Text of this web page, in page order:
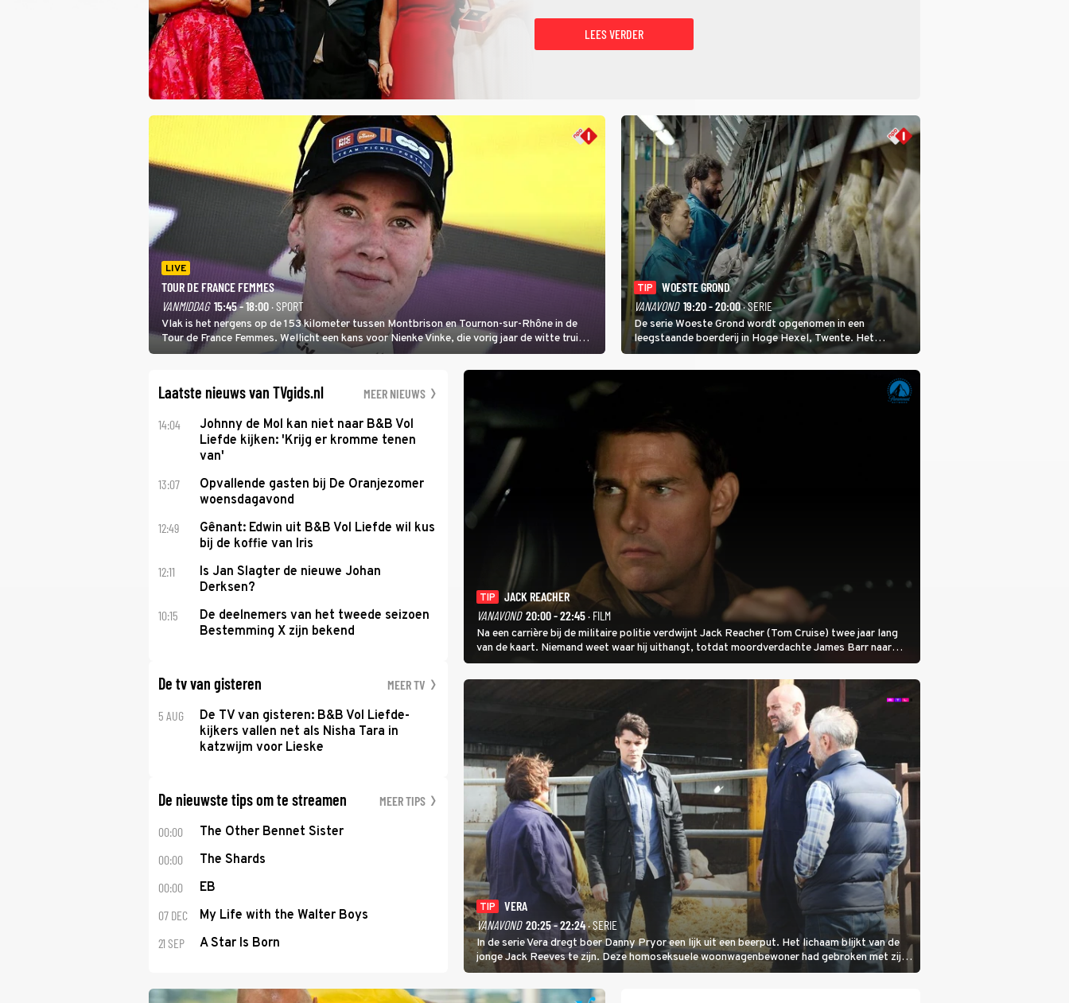
LEES VERDER
LIVE
TOUR DE FRANCE FEMMES
VANMIDDAG 15:45 - 18:00 · SPORT
Vlak is het nergens op de 153 kilometer tussen Montbrison en Tournon-sur-Rhône in de
Tour de France Femmes. Wellicht een kans voor Nienke Vinke, die vorig jaar de witte trui
won.
TIP
WOESTE GROND
VANAVOND 19:20 - 20:00· SERIE
De serie Woeste Grond wordt opgenomen in een
leegstaande boerderij in Hoge Hexel, Twente. Het
melkveebedrijf met 160 koeien moest sluiten, omdat het
dicht bij een Natura 2000-gebied ligt. In de serie heerst er
Laatste nieuws van TVgids.nl MEER NIEUWS
14:04
Johnny de Mol kan niet naar B&B Vol
Liefde kijken: 'Krijg er kromme tenen
van'
13:07
Opvallende gasten bij De Oranjezomer
woensdagavond
12:49
Gênant: Edwin uit B&B Vol Liefde wil kus
bij de koffie van Iris
12:11
Is Jan Slagter de nieuwe Johan
Derksen?
10:15
De deelnemers van het tweede seizoen
Bestemming X zijn bekend
De tv van gisteren MEER TV
5 AUG
De TV van gisteren: B&B Vol Liefde-
kijkers vallen net als Nisha Tara in
katzwijm voor Lieske
De nieuwste tips om te streamen MEER TIPS
00:00 The Other Bennet Sister
00:00 The Shards
00:00 EB
07 DEC My Life with the Walter Boys
21 SEP A Star Is Born
TIP
JACK REACHER
VANAVOND 20:00 - 22:45· FILM
Na een carrière bij de militaire politie verdwijnt Jack Reacher (Tom Cruise) twee jaar lang
van de kaart. Niemand weet waar hij uithangt, totdat moordverdachte James Barr naar
hem vraagt.
TIP
VERA
VANAVOND 20:25 - 22:24· SERIE
In de serie Vera dregt boer Danny Pryor een lijk uit een beerput. Het lichaam blijkt van de
jonge Jack Reeves te zijn. Deze homoseksuele woonwagenbewoner had gebroken met zijn
familie en verliet het kamp met slaande ruzie.